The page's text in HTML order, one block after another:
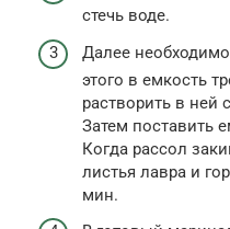
стечь воде.
Далее
этого в емкость
растворить в ней
Затем поставить
Когда рассол
листья лавра и
мин.